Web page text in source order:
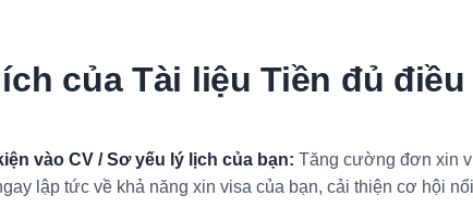
của Tài liệu Tiền đủ điều
vào CV / Sơ yếu lý lịch của bạn: Tăng cường đơn xin
lập tức về khả năng xin visa của bạn, cải thiện cơ hội